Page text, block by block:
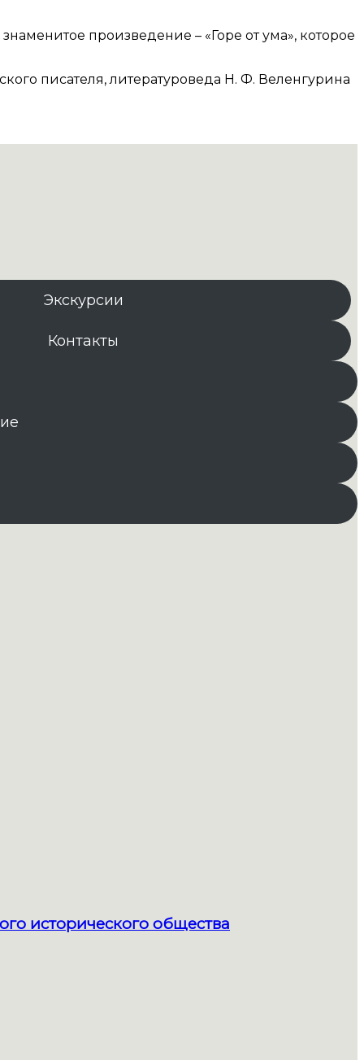
произведение – «Горе от ума», которое
писателя, литературоведа Н. Ф. Веленгурина
Экскурсии
Контакты
исторического общества